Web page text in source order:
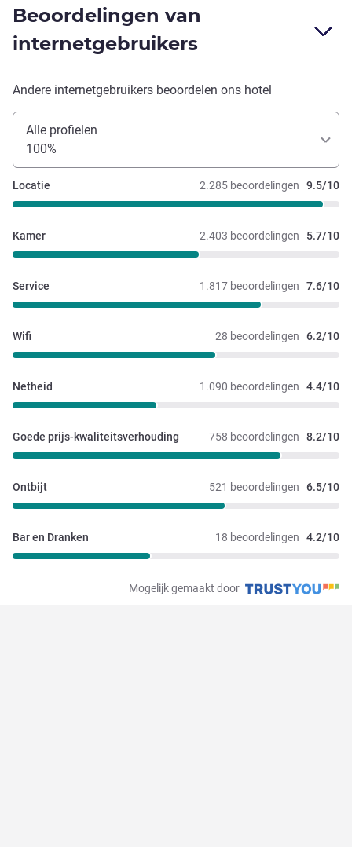
Beoordelingen van
internetgebruikers
Andere internetgebruikers beoordelen ons hotel
Alle profielen
100%
2.285 beoordelingen 9.5/10
Locatie
2.403 beoordelingen 5.7/10
Kamer
1.817 beoordelingen 7.6/10
Service
28 beoordelingen 6.2/10
Wifi
1.090 beoordelingen 4.4/10
Netheid
758 beoordelingen 8.2/10
Goede prijs-kwaliteitsverhouding
521 beoordelingen 6.5/10
Ontbijt
18 beoordelingen 4.2/10
Bar en Dranken
Mogelijk gemaakt door